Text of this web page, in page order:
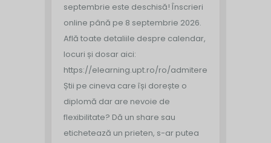
septembrie este deschisă! Înscrieri
online până pe 8 septembrie 2026.
Află toate detaliile despre calendar,
locuri și dosar aici:
https://elearning.upt.ro/ro/admitere/
Știi pe cineva care își dorește o
diplomă dar are nevoie de
flexibilitate? Dă un share sau
etichetează un prieten, s-ar putea